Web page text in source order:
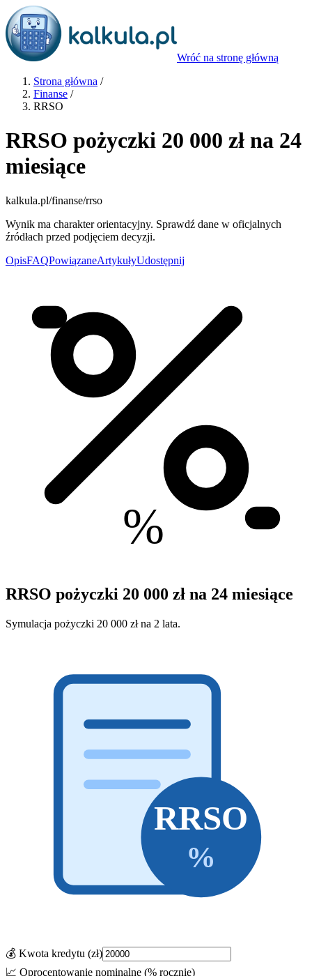
Wróć na stronę główną
Strona główna /
Finanse /
RRSO
RRSO pożyczki 20 000 zł na 24
miesiące
kalkula.pl/finanse/rrso
Wynik ma charakter orientacyjny. Sprawdź dane w oficjalnych
źródłach przed podjęciem decyzji.
OpisFAQPowiązaneArtykułyUdostępnij
%
RRSO pożyczki 20 000 zł na 24 miesiące
Symulacja pożyczki 20 000 zł na 2 lata.
RRSO
%
💰 Kwota kredytu (zł)
📈 Oprocentowanie nominalne (% rocznie)